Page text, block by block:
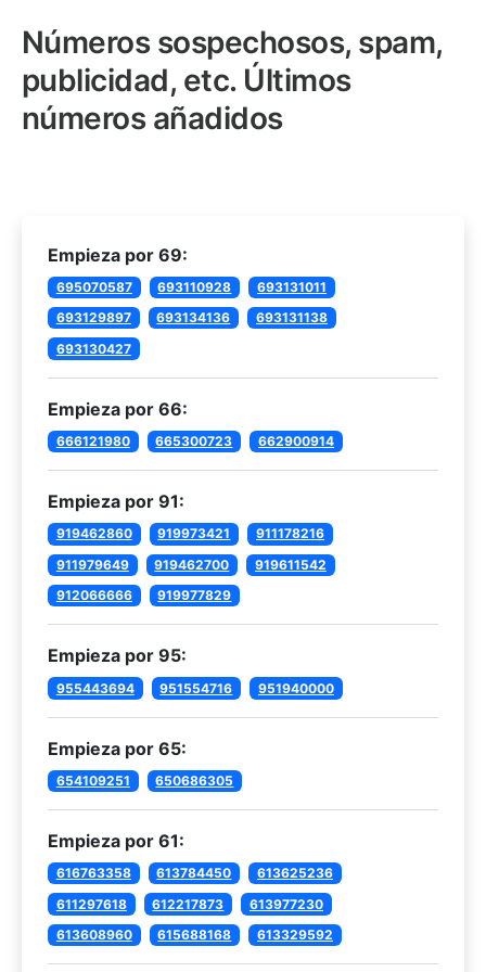
Números sospechosos, spam,
publicidad, etc. Últimos
números añadidos
Empieza por 69:
695070587 693110928
693131011
693129897
693134136
693131138
693130427
Empieza por 66:
666121980 665300723 662900914
Empieza por 91:
919462860 919973421
911178216
911979649
919462700
919611542
912066666
919977829
Empieza por 95:
955443694 951554716 951940000
Empieza por 65:
654109251 650686305
Empieza por 61:
616763358 613784450
613625236
611297618
612217873
613977230
613608960
615688168 613329592